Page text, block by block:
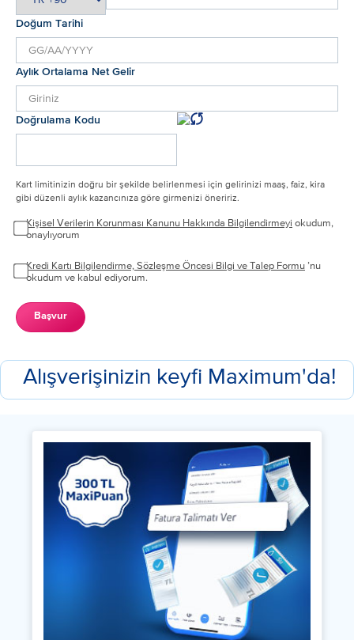
Doğum Tarihi
Aylık Ortalama Net Gelir
Doğrulama Kodu
Kart limitinizin doğru bir şekilde belirlenmesi için gelirinizi maaş, faiz, kira
gibi düzenli aylık kazancınıza göre girmenizi öneririz.
Kişisel Verilerin Korunması Kanunu Hakkında Bilgilendirmeyi okudum,
onaylıyorum
Kredi Kartı Bilgilendirme, Sözleşme Öncesi Bilgi ve Talep Formu ’nu
okudum ve kabul ediyorum.
Başvur
Alışverişinizin keyfi Maximum'da!